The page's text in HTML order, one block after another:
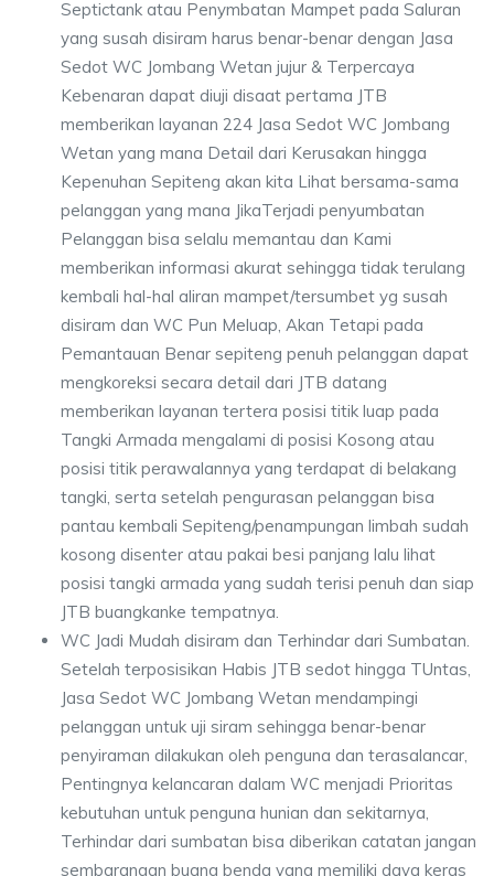
Septictank atau Penymbatan Mampet pada Saluran
yang susah disiram harus benar-benar dengan Jasa
Sedot WC Jombang Wetan jujur & Terpercaya
Kebenaran dapat diuji disaat pertama JTB
memberikan layanan 224 Jasa Sedot WC Jombang
Wetan yang mana Detail dari Kerusakan hingga
Kepenuhan Sepiteng akan kita Lihat bersama-sama
pelanggan yang mana JikaTerjadi penyumbatan
Pelanggan bisa selalu memantau dan Kami
memberikan informasi akurat sehingga tidak terulang
kembali hal-hal aliran mampet/tersumbet yg susah
disiram dan WC Pun Meluap, Akan Tetapi pada
Pemantauan Benar sepiteng penuh pelanggan dapat
mengkoreksi secara detail dari JTB datang
memberikan layanan tertera posisi titik luap pada
Tangki Armada mengalami di posisi Kosong atau
posisi titik perawalannya yang terdapat di belakang
tangki, serta setelah pengurasan pelanggan bisa
pantau kembali Sepiteng/penampungan limbah sudah
kosong disenter atau pakai besi panjang lalu lihat
posisi tangki armada yang sudah terisi penuh dan siap
JTB buangkanke tempatnya.
WC Jadi Mudah disiram dan Terhindar dari Sumbatan.
Setelah terposisikan Habis JTB sedot hingga TUntas,
Jasa Sedot WC Jombang Wetan mendampingi
pelanggan untuk uji siram sehingga benar-benar
penyiraman dilakukan oleh penguna dan terasalancar,
Pentingnya kelancaran dalam WC menjadi Prioritas
kebutuhan untuk penguna hunian dan sekitarnya,
Terhindar dari sumbatan bisa diberikan catatan jangan
sembarangan buang benda yang memiliki daya keras